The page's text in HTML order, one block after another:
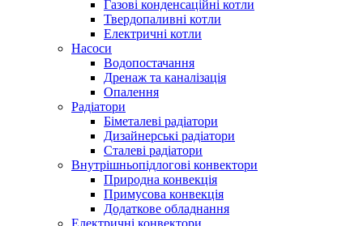
Газові конденсаційні котли
Твердопаливні котли
Електричні котли
Насоси
Водопостачання
Дренаж та каналізація
Опалення
Радіатори
Біметалеві радіатори
Дизайнерські радіатори
Сталеві радіатори
Внутрішньопідлогові конвектори
Природна конвекція
Примусова конвекція
Додаткове обладнання
Електричні конвектори